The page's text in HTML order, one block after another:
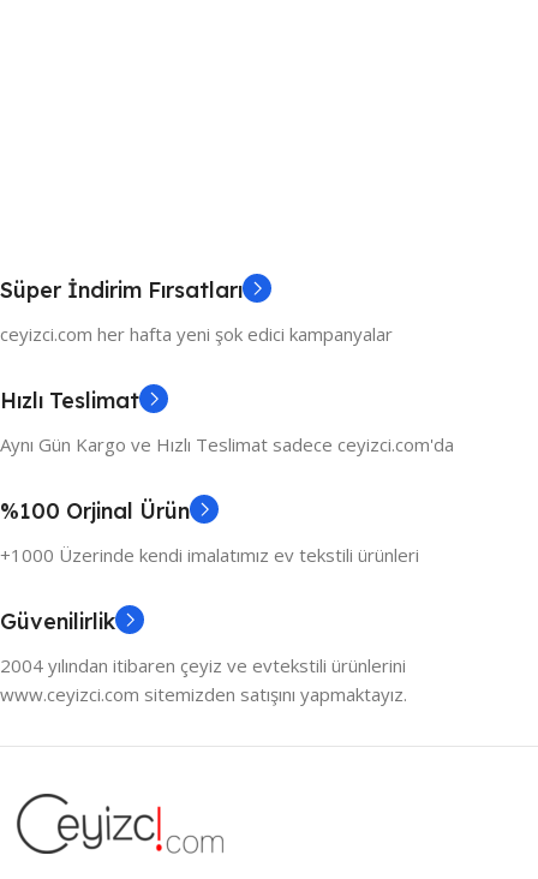
Süper İndirim Fırsatları
ceyizci.com her hafta yeni şok edici kampanyalar
Hızlı Teslimat
Aynı Gün Kargo ve Hızlı Teslimat sadece ceyizci.com'da
%100 Orjinal Ürün
+1000 Üzerinde kendi imalatımız ev tekstili ürünleri
Güvenilirlik
2004 yılından itibaren çeyiz ve evtekstili ürünlerini
www.ceyizci.com sitemizden satışını yapmaktayız.